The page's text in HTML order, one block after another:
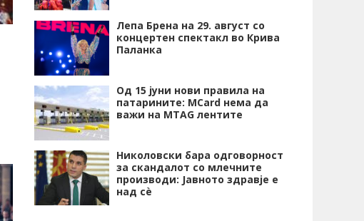
Лепа Брена на 29. август со
концертен спектакл во Крива
Паланка
Од 15 јуни нови правила на
патарините: MCard нема да
важи на MTAG лентите
Николовски бара одговорност
за скандалот со млечните
производи: Јавното здравје е
над сѐ